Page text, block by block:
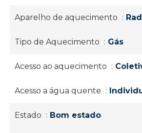
Aparelho de aquecimento
Tipo de Aquecimento Gás
Acesso ao aquecimento
Acesso a água quente
Estado Bom estado